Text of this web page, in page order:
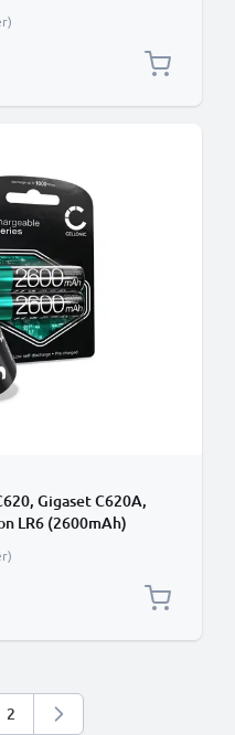
Gigaset C620A,
LR6 (2600mAh)
i øjeblikket side
Side
2